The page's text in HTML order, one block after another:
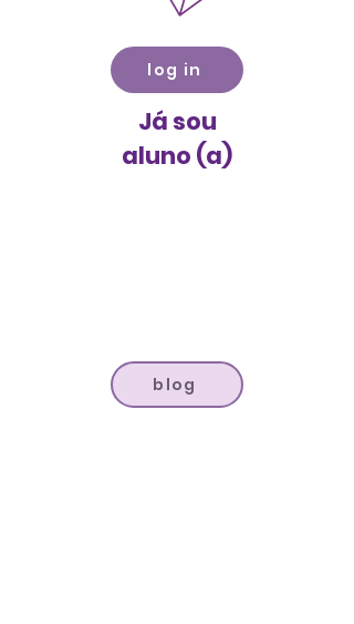
log in
Já sou
aluno (a)
blog